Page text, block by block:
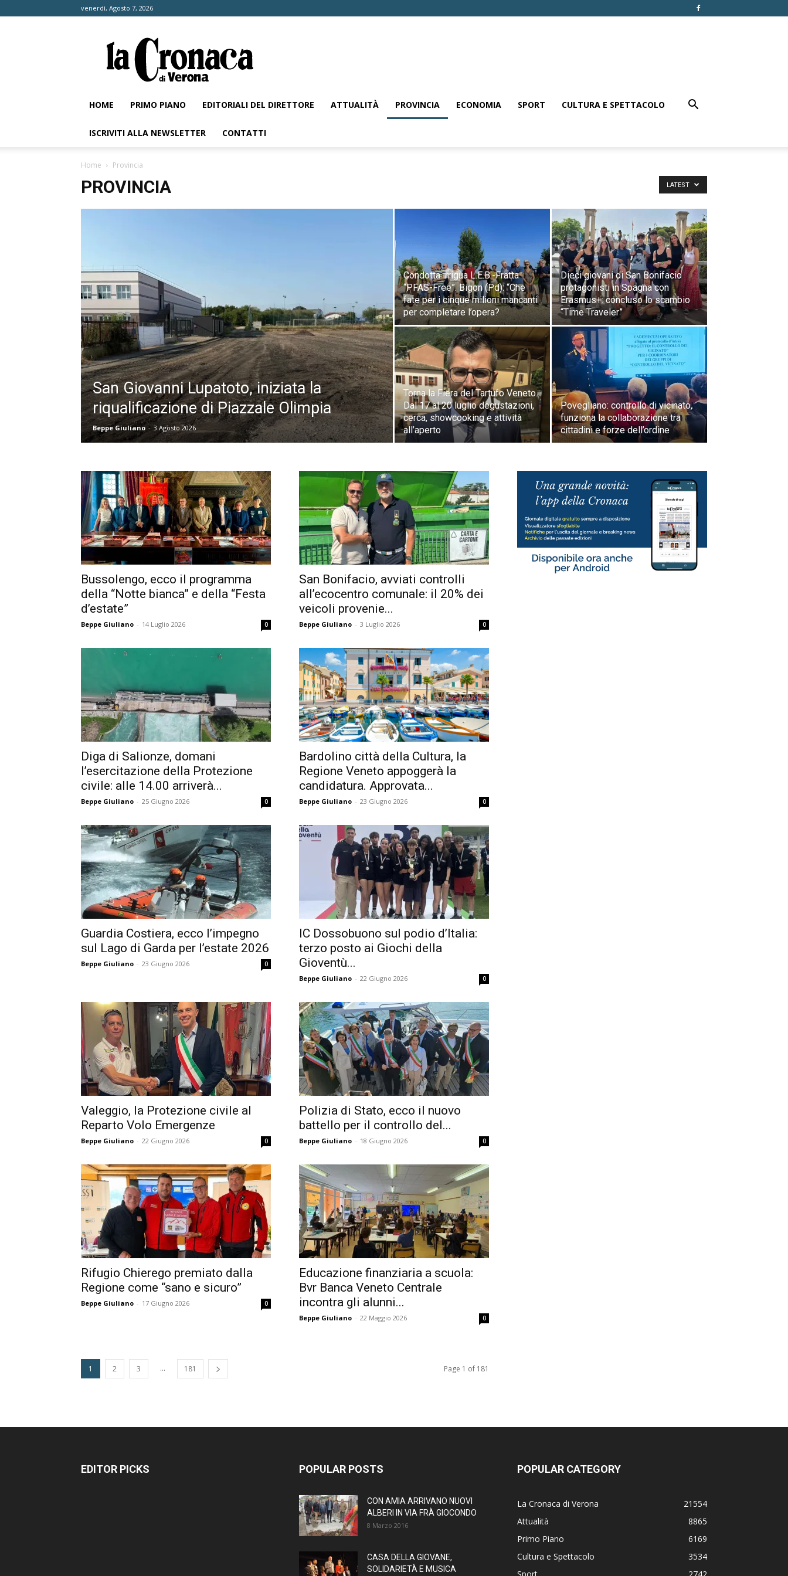
venerdì, Agosto 7, 2026
Cronaca
di
Verona
HOME PRIMO PIANO EDITORIALI DEL DIRETTORE ATTUALITÀ PROVINCIA ECONOMIA SPORT CULTURA E SPETTACOLO
ISCRIVITI ALLA NEWSLETTER CONTATTI
Home Provincia
PROVINCIA LATEST
San Giovanni Lupatoto, iniziata la
riqualificazione di Piazzale Olimpia
Beppe Giuliano - 3 Agosto 2026
Condotta irrigua L.E.B.-Fratta
“PFAS-Free”. Bigon (Pd): “Che
fate per i cinque milioni mancanti
per completare l’opera?
Dieci giovani di San Bonifacio
protagonisti in Spagna con
Erasmus+: concluso lo scambio
“Time Traveler”
Torna la Fiera del Tartufo Veneto.
Dal 17 al 20 luglio degustazioni,
cerca, showcooking e attività
all’aperto
Povegliano: controllo di vicinato,
funziona la collaborazione tra
cittadini e forze dell’ordine
Bussolengo, ecco il programma
della “Notte bianca” e della “Festa
d’estate”
Beppe Giuliano - 14 Luglio 2026 0
San Bonifacio, avviati controlli
all’ecocentro comunale: il 20% dei
veicoli provenie...
Beppe Giuliano - 3 Luglio 2026 0
Diga di Salionze, domani
l’esercitazione della Protezione
civile: alle 14.00 arriverà...
Beppe Giuliano - 25 Giugno 2026 0
Bardolino città della Cultura, la
Regione Veneto appoggerà la
candidatura. Approvata...
Beppe Giuliano - 23 Giugno 2026 0
Guardia Costiera, ecco l’impegno
sul Lago di Garda per l’estate 2026
Beppe Giuliano - 23 Giugno 2026 0
IC Dossobuono sul podio d’Italia:
terzo posto ai Giochi della
Gioventù...
Beppe Giuliano - 22 Giugno 2026 0
Valeggio, la Protezione civile al
Reparto Volo Emergenze
Beppe Giuliano - 22 Giugno 2026 0
Polizia di Stato, ecco il nuovo
battello per il controllo del...
Beppe Giuliano - 18 Giugno 2026 0
Rifugio Chierego premiato dalla
Regione come “sano e sicuro”
Beppe Giuliano - 17 Giugno 2026 0
Educazione finanziaria a scuola:
Bvr Banca Veneto Centrale
incontra gli alunni...
Beppe Giuliano - 22 Maggio 2026 0
1 2 3 ... 181 Page 1 of 181
EDITOR PICKS POPULAR POSTS
CON AMIA ARRIVANO NUOVI
ALBERI IN VIA FRÀ GIOCONDO
8 Marzo 2016
CASA DELLA GIOVANE,
SOLIDARIETÀ E MUSICA
POPULAR CATEGORY
La Cronaca di Verona
21554
Attualità
8865
Primo Piano
6169
Cultura e Spettacolo
3534